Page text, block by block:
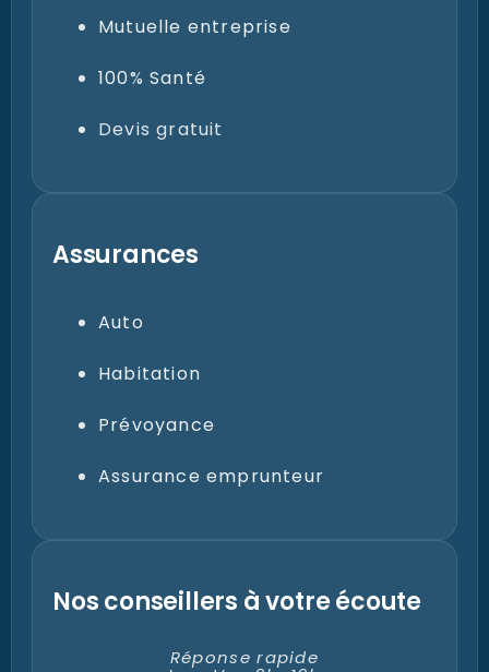
Mutuelle entreprise
100% Santé
Devis gratuit
Assurances
Auto
Habitation
Prévoyance
Assurance emprunteur
Nos conseillers à votre écoute
Réponse rapide